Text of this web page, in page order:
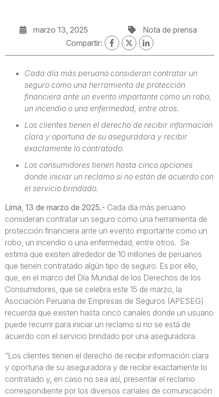
marzo 13, 2025
Nota de prensa
Compartir:
Cada día más peruano consideran contratar un
seguro como una herramienta de protección
financiera ante un evento importante como un robo,
un incendio o una enfermedad, entre otros.
Los clientes tienen el derecho de recibir información
clara y oportuna de su aseguradora y recibir
exactamente lo contratado.
Los consumidores tienen hasta cinco opciones
donde iniciar un reclamo si no están de acuerdo con
el servicio brindado.
Lima, 13 de marzo de 2025.- Cada día más peruano
consideran contratar un seguro como una herramienta de
protección financiera ante un evento importante como un
robo, un incendio o una enfermedad, entre otros. Se
estima que existen alrededor de 10 millones de peruanos
que tienen contratado algún tipo de seguro. Es por ello,
que, en el marco del Día Mundial de los Derechos de los
Consumidores, que se celebra este 15 de marzo, la
Asociación Peruana de Empresas de Seguros (APESEG)
recuerda que existen hasta cinco canales donde un usuario
puede recurrir para iniciar un reclamo si no se está de
acuerdo con el servicio brindado por una aseguradora.
“Los clientes tienen el derecho de recibir información clara
y oportuna de su aseguradora y de recibir exactamente lo
contratado y, en caso no sea así, presentar el reclamo
correspondiente por los diversos canales de comunicación